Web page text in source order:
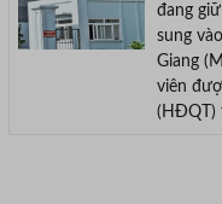
đang
sung
Giang
viên
(HĐQT)